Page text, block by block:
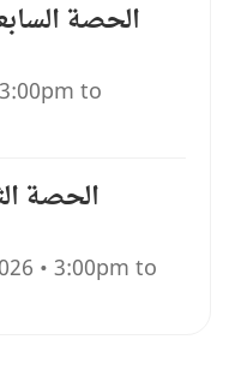
الحصة
to
الحصة
• 3:00pm to